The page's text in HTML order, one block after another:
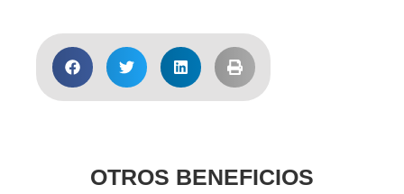
OTROS BENEFICIOS